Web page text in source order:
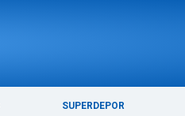
SUPERDEPOR